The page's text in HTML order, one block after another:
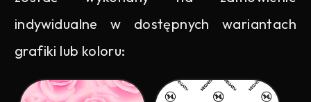
indywidualne w dostępnych wariantach
grafiki lub koloru: